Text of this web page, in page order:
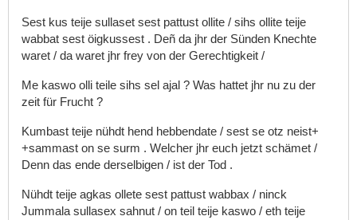
Sest kus teije sullaset sest pattust ollite / sihs ollite teije
wabbat sest öigkussest . Deñ da jhr der Sünden Knechte
waret / da waret jhr frey von der Gerechtigkeit /
Me kaswo olli teile sihs sel ajal ? Was hattet jhr nu zu der
zeit für Frucht ?
Kumbast teije nühdt hend hebbendate / sest se otz neist+
+sammast on se surm . Welcher jhr euch jetzt schämet /
Denn das ende derselbigen / ist der Tod .
Nühdt teije agkas ollete sest pattust wabbax / ninck
Jummala sullasex sahnut / on teil teije kaswo / eth teije